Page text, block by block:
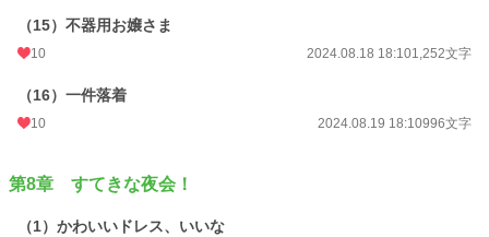
（15）不器用お嬢さま
10 2024.08.18 18:101,252文字
（16）一件落着
10 2024.08.19 18:10996文字
第8章 すてきな夜会！
（1）かわいいドレス、いいな